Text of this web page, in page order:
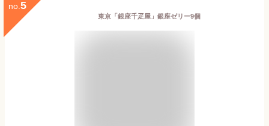
no. 5
東京「銀座千疋屋」銀座ゼリー9個